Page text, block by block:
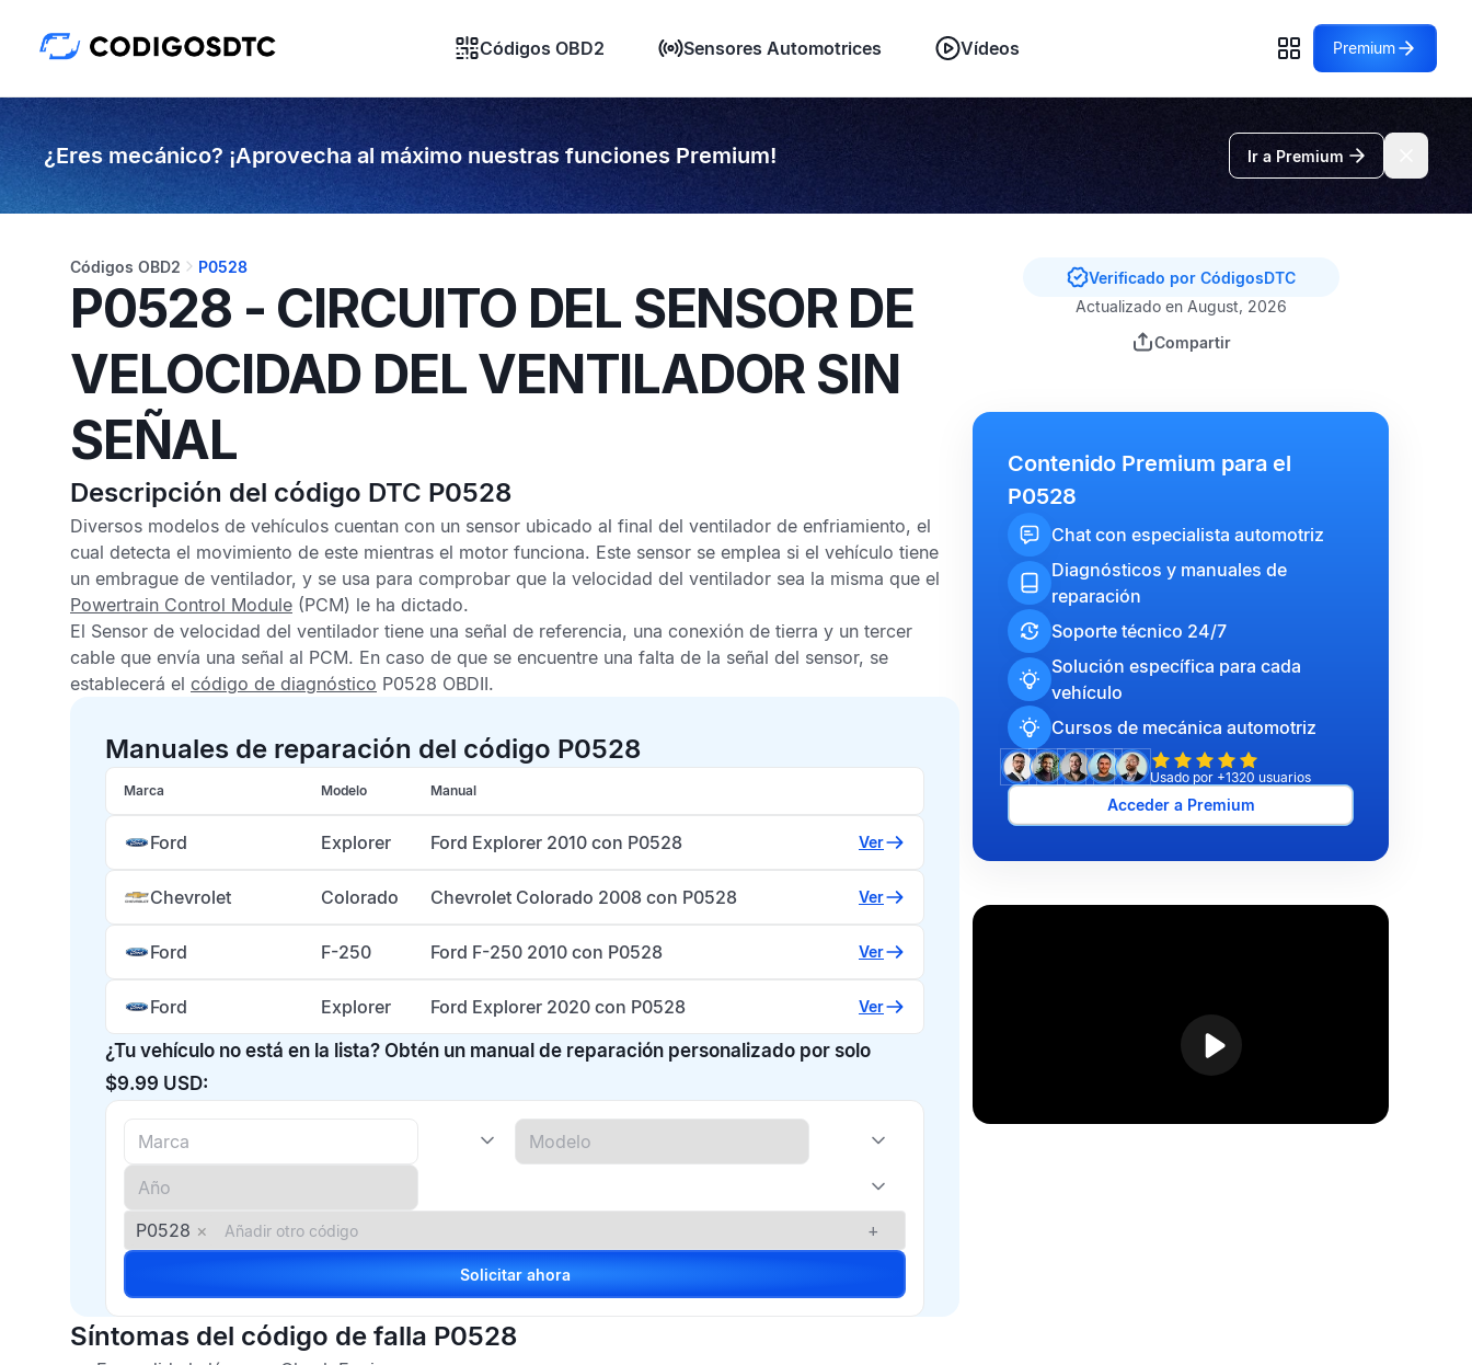
Códigos OBD2 Sensores Automotrices Vídeos Premium
¿Eres mecánico? ¡Aprovecha al máximo nuestras funciones Premium! Ir a Premium
Códigos OBD2 P0528
P0528 - CIRCUITO DEL SENSOR DE
VELOCIDAD DEL VENTILADOR SIN
SEÑAL
Descripción del código DTC P0528
Diversos modelos de vehículos cuentan con un sensor ubicado al final del ventilador de enfriamiento, el
cual detecta el movimiento de este mientras el motor funciona. Este sensor se emplea si el vehículo tiene
un embrague de ventilador, y se usa para comprobar que la velocidad del ventilador sea la misma que el
Powertrain Control Module (PCM) le ha dictado.
El Sensor de velocidad del ventilador tiene una señal de referencia, una conexión de tierra y un tercer
cable que envía una señal al PCM. En caso de que se encuentre una falta de la señal del sensor, se
establecerá el código de diagnóstico P0528 OBDII.
Manuales de reparación del código P0528
Marca Modelo Manual
Ford Explorer Ford Explorer 2010 con P0528 Ver
Chevrolet Colorado Chevrolet Colorado 2008 con P0528 Ver
Ford F-250 Ford F-250 2010 con P0528 Ver
Ford Explorer Ford Explorer 2020 con P0528 Ver
¿Tu vehículo no está en la lista? Obtén un manual de reparación personalizado por solo
$9.99 USD:
P0528 × +
Solicitar ahora
Síntomas del código de falla P0528
Verificado por CódigosDTC
Actualizado en August, 2026
Compartir
Contenido Premium para el
P0528
Chat con especialista automotriz
Diagnósticos y manuales de
reparación
Soporte técnico 24/7
Solución específica para cada
vehículo
Cursos de mecánica automotriz
Usado por +1320 usuarios
Acceder a Premium